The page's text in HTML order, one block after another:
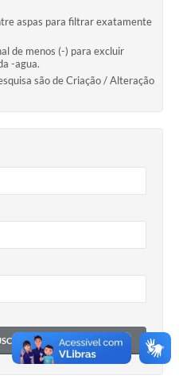
aspas para filtrar exatamente
de menos (-) para excluir
-agua.
são de Criação / Alteração